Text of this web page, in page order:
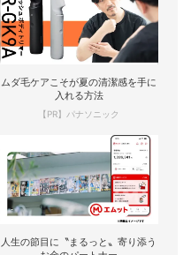
ムダ毛ケアこそが夏の清潔感を手に
入れる方法
【PR】パナソニック
人生の節目に〝まるっと〟寄り添う